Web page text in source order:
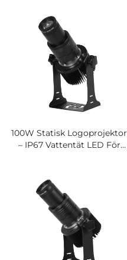
100W Statisk Logoprojektor
– IP67 Vattentät LED För